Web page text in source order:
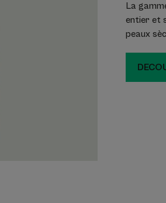
La
entier et
peaux